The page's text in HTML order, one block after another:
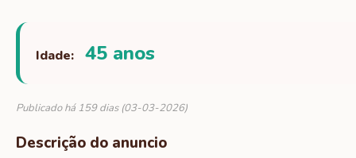
Idade: 45 anos
Publicado há 159 dias (03-03-2026)
Descrição do anuncio